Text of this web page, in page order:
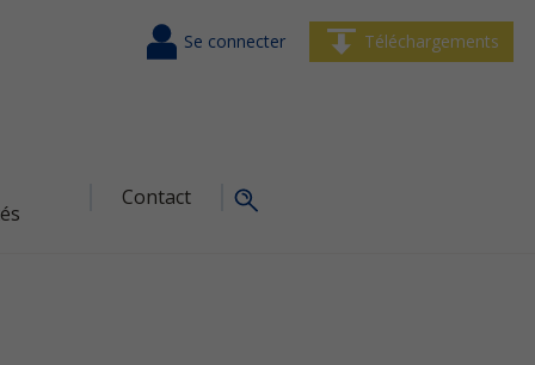
Contact
Se connecter Téléchargements